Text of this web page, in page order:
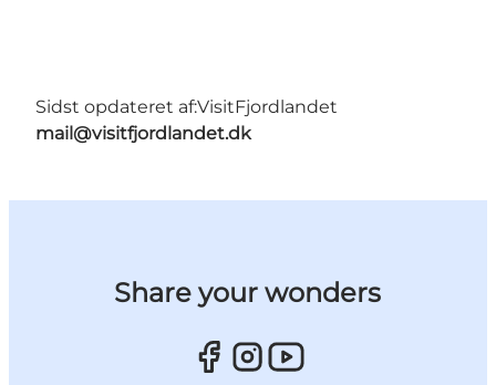
Sidst opdateret af:VisitFjordlandet
mail@visitfjordlandet.dk
Share your wonders